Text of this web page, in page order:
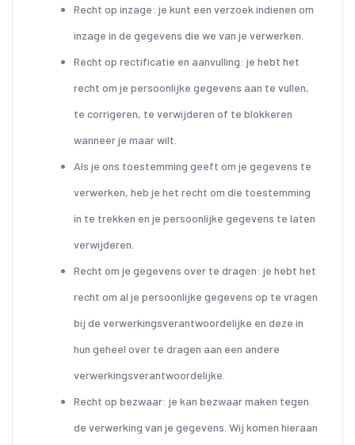
Recht op inzage: je kunt een verzoek indienen om
inzage in de gegevens die we van je verwerken.
Recht op rectificatie en aanvulling: je hebt het
recht om je persoonlijke gegevens aan te vullen,
te corrigeren, te verwijderen of te blokkeren
wanneer je maar wilt.
Als je ons toestemming geeft om je gegevens te
verwerken, heb je het recht om die toestemming
in te trekken en je persoonlijke gegevens te laten
verwijderen.
Recht om je gegevens over te dragen: je hebt het
recht om al je persoonlijke gegevens op te vragen
bij de verwerkingsverantwoordelijke en deze in
hun geheel over te dragen aan een andere
verwerkingsverantwoordelijke.
Recht op bezwaar: je kan bezwaar maken tegen
de verwerking van je gegevens. Wij komen hieraan